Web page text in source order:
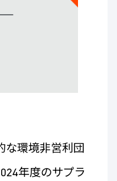
な環境非営利団
年度のサプラ